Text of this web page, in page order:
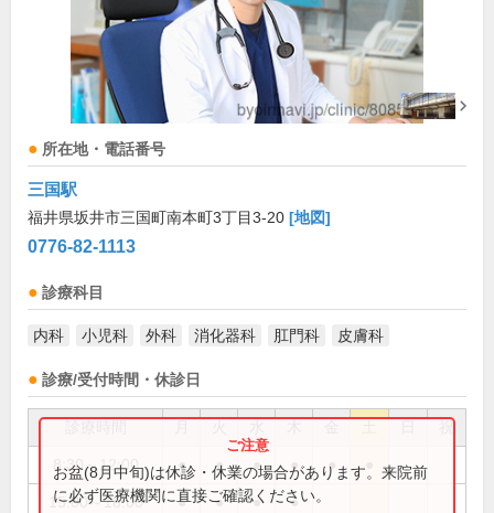
所在地・電話番号
三国駅
福井県坂井市三国町南本町3丁目3-20 [地図]
0776-82-1113
診療科目
内科 小児科 外科 消化器科 肛門科 皮膚科
診療/受付時間・休診日
祝
8:30～12:00 ● ● ● ● ●
15:00～18:00 ● ● ● ●
お盆(8月中旬)は休診・休業の場合があります。来院前
に必ず医療機関に直接ご確認ください。